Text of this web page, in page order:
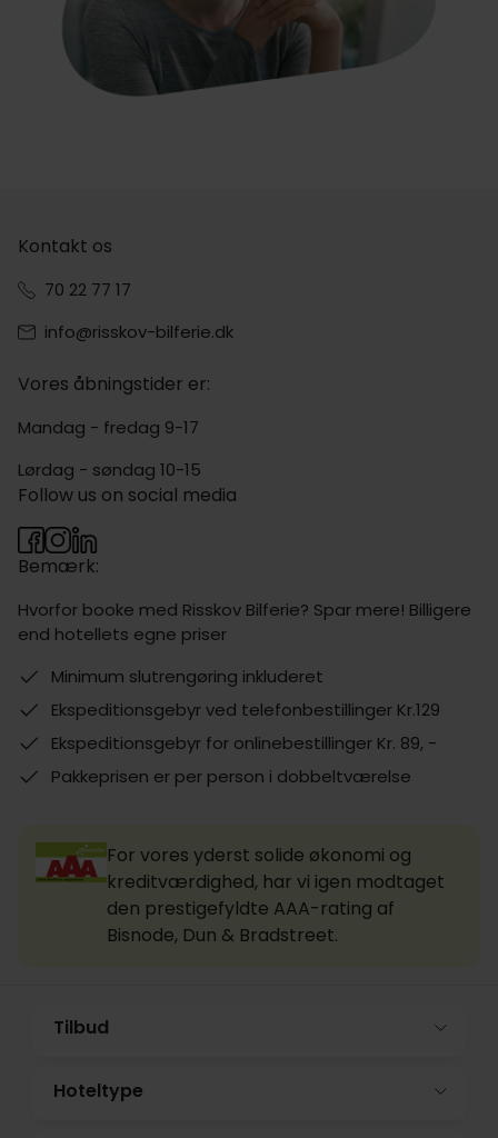
Kontakt os
70 22 77 17
info@risskov-bilferie.dk
Vores åbningstider er:
Mandag - fredag 9-17
Lørdag - søndag 10-15
Bemærk:
Hvorfor booke med Risskov Bilferie? Spar mere! Billigere
end hotellets egne priser
Minimum slutrengøring inkluderet
Ekspeditionsgebyr ved telefonbestillinger Kr.129
Ekspeditionsgebyr for onlinebestillinger Kr. 89, -
Pakkeprisen er per person i dobbeltværelse
Follow us on social media
For vores yderst solide økonomi og
kreditværdighed, har vi igen modtaget
den prestigefyldte AAA-rating af
Bisnode, Dun & Bradstreet.
Tilbud
Hoteltype